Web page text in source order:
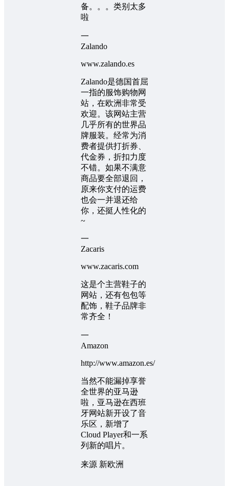
备。。。类别太多
啦
一
Zalando
www.zalando.es
Zalando是德国首屈
一指的服饰购物网
站，在欧洲非常受
欢迎。该网站主营
几乎所有的世界品
牌服装。经常为消
费者提供打折券、
代金券，折扣力度
不错。如果不满意
商品要全部退回，
原来你支付的运费
也会一并退还给
你，还挺人性化的
~
一
Zacaris
www.zacaris.com
这是个主营鞋子的
网站，还有包包等
配饰，鞋子品牌非
常齐全！
一
Amazon
http://www.amazon.es/
当然不能漏掉享誉
全世界的亚马逊
啦，亚马逊在西班
牙网站新开设了音
乐区，新增了
Cloud Player和一系
列新的唱片。
来源 新欧洲